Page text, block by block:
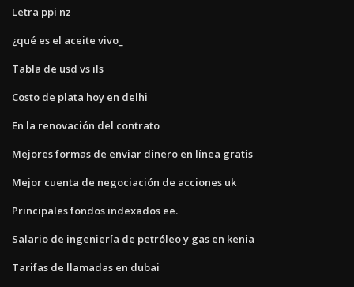
Letra ppi nz
¿qué es el aceite vivo_
Tabla de usd vs ils
Costo de plata hoy en delhi
En la renovación del contrato
Mejores formas de enviar dinero en línea gratis
Mejor cuenta de negociación de acciones uk
Principales fondos indexados ee.
Salario de ingeniería de petróleo y gas en kenia
Tarifas de llamadas en dubai